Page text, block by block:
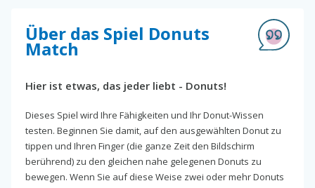
Über das Spiel Donuts
Match
Hier ist etwas, das jeder liebt - Donuts!
Dieses Spiel wird Ihre Fähigkeiten und Ihr Donut-Wissen
testen. Beginnen Sie damit, auf den ausgewählten Donut zu
tippen und Ihren Finger (die ganze Zeit den Bildschirm
berührend) zu den gleichen nahe gelegenen Donuts zu
bewegen. Wenn Sie auf diese Weise zwei oder mehr Donuts